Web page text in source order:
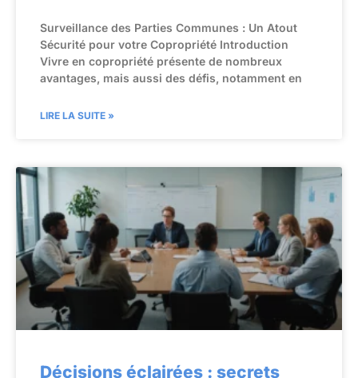
Surveillance des Parties Communes : Un Atout
Sécurité pour votre Copropriété Introduction
Vivre en copropriété présente de nombreux
avantages, mais aussi des défis, notamment en
LIRE LA SUITE »
Décisions éclairées : secrets